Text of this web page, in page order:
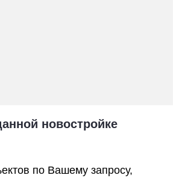
новостройке
по Вашему запросу,